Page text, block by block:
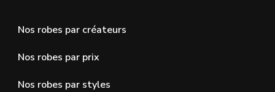
Nos robes par créateurs
Nos robes par prix
Nos robes par styles